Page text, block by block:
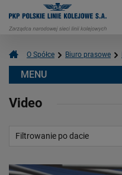
O Spółce Biuro prasowe
Video
Filtrowanie po dacie
MENU
Aktualności
Multimedia